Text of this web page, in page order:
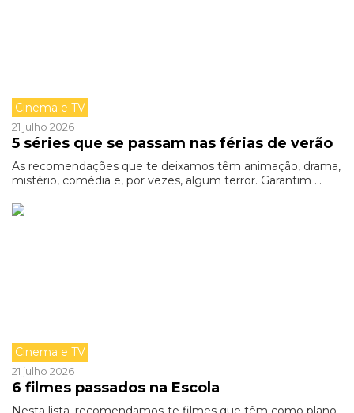
Cinema e TV
21 julho 2026
5 séries que se passam nas férias de verão
As recomendações que te deixamos têm animação, drama,
mistério, comédia e, por vezes, algum terror. Garantim ...
Cinema e TV
21 julho 2026
6 filmes passados na Escola